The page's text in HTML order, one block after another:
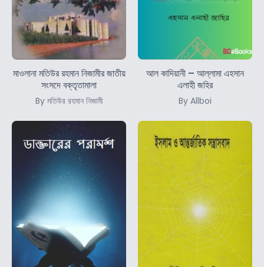
মাওলানা মতিউর রহমান নিজামীর জাতীয়
সংসদে বক্তৃতামালা
By মতিউর রহমান নিজামী
আল কাদিয়ানী – আল্লামা এহসান
এলাহী জহির
By Allboi